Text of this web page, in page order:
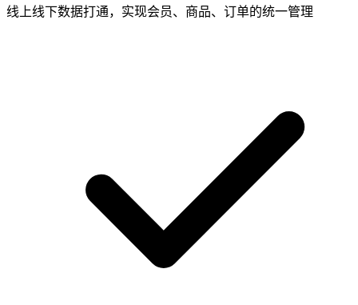
线上线下数据打通，实现会员、商品、订单的统一管理